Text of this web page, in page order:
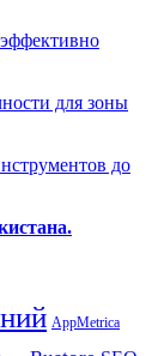
для зоны
до
AppMetrica